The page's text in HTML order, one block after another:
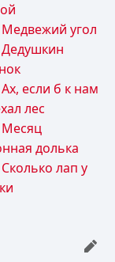
Медвежий угол
Дедушкин
Ах, если б к нам
лес
Месяц
долька
Сколько лап у